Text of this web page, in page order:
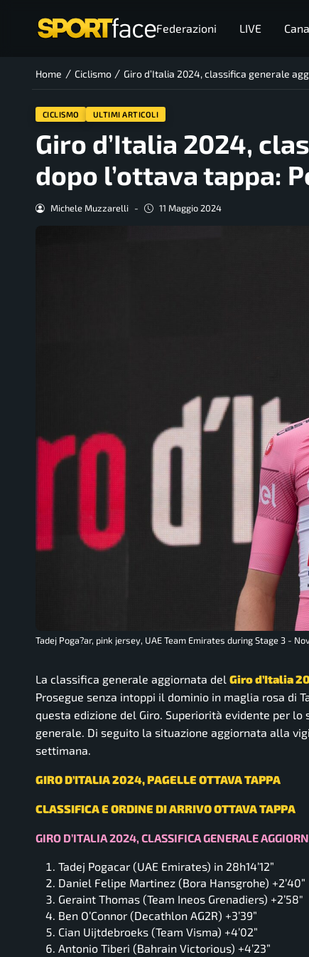
Federazioni LIVE
Home / Ciclismo / Giro d’Italia 2024, classifica generale
CICLISMO ULTIMI ARTICOLI
Giro d’Italia 2024,
dopo l’ottava tappa:
Michele Muzzarelli - 11 Maggio 2024
Tadej Poga?ar, pink jersey, UAE Team Emirates during Stage 3 -
La classifica generale aggiornata del Giro d’Italia
Prosegue senza intoppi il dominio in maglia rosa di
questa edizione del Giro. Superiorità evidente per
generale. Di seguito la situazione aggiornata alla
settimana.
GIRO D’ITALIA 2024, PAGELLE OTTAVA TAPPA
CLASSIFICA E ORDINE DI ARRIVO OTTAVA TAPPA
GIRO D’ITALIA 2024, CLASSIFICA GENERALE
Tadej Pogacar (UAE Emirates) in 28h14’12”
Daniel Felipe Martinez (Bora Hansgrohe) +2’40”
Geraint Thomas (Team Ineos Grenadiers) +2’58″
Ben O’Connor (Decathlon AG2R) +3’39”
Cian Uijtdebroeks (Team Visma) +4’02”
Antonio Tiberi (Bahrain Victorious) +4’23”